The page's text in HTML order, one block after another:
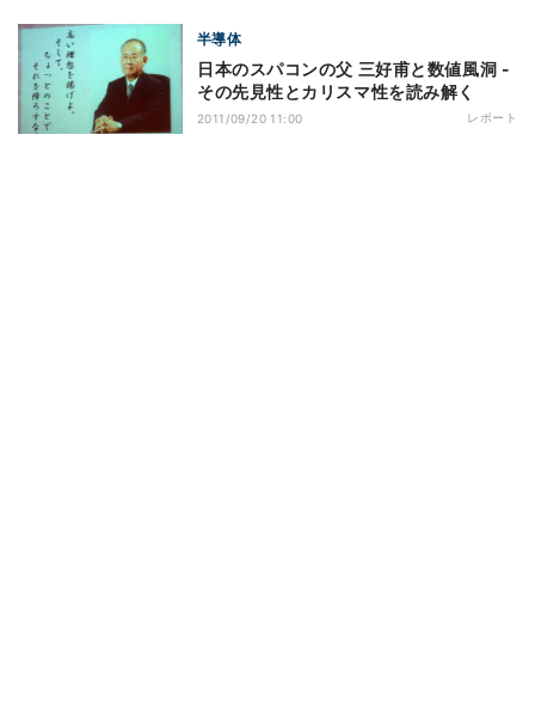
半導体
日本のスパコンの父 三好甫と数値風洞 -
その先見性とカリスマ性を読み解く
2011/09/20 11:00 レポート